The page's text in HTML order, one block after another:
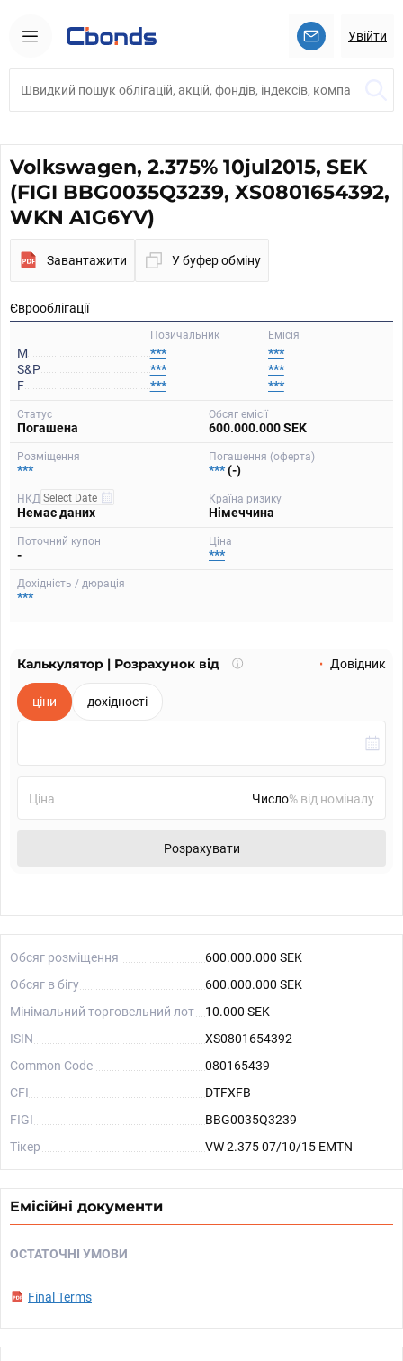
Увійти
Volkswagen, 2.375% 10jul2015, SEK
(FIGI BBG0035Q3239, XS0801654392,
WKN A1G6YV)
Завантажити У буфер обміну
Єврооблігації
Емісія
Позичальник
M ***
***
S&P
***
***
F
***
***
Статус
Погашена
Обсяг емісії
600.000.000 SEK
Розміщення
***
Погашення (оферта)
***(-)
НКД
Немає даних
Країна ризику
Німеччина
Поточний купон
-
Ціна
***
Дохідність / дюрація
***
Калькулятор | Розрахунок від
Що
Довідник
ціни дохідності
Ціна % від номіналу
Розрахувати
Обсяг розміщення
600.000.000 SEK
Обсяг в бігу
600.000.000 SEK
Мінімальний торговельний лот
10.000 SEK
ISIN
XS0801654392
Common Code
080165439
CFI
DTFXFB
FIGI
BBG0035Q3239
Тікер
VW 2.375 07/10/15 EMTN
Емісійні документи
ОСТАТОЧНІ УМОВИ
Final Terms